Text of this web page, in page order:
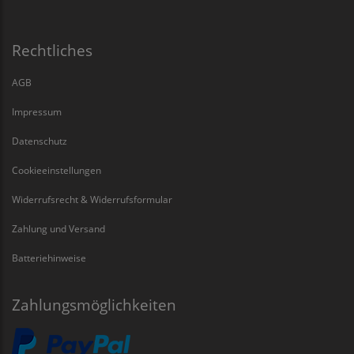
Rechtliches
AGB
Impressum
Datenschutz
Cookieeinstellungen
Widerrufsrecht & Widerrufsformular
Zahlung und Versand
Batteriehinweise
Zahlungsmöglichkeiten